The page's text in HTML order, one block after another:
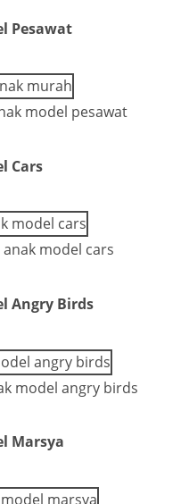
Pesawat
model pesawat
Cars
model cars
Angry Birds
model angry birds
Marsya